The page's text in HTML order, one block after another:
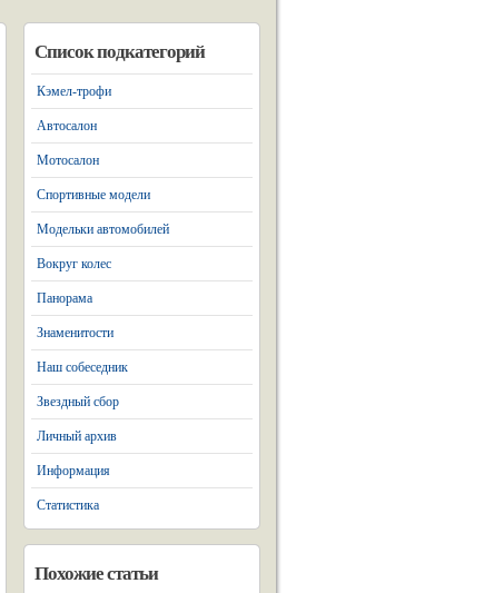
Список подкатегорий
Кэмел-трофи
Автосалон
Мотосалон
Спортивные модели
Модельки автомобилей
Вокруг колес
Панорама
Знаменитости
Наш собеседник
Звездный сбор
Личный архив
Информация
Статистика
Похожие статьи